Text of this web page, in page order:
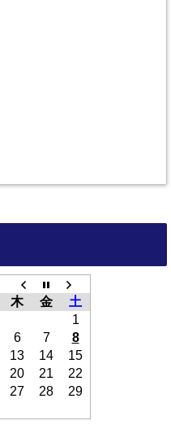
木 金
土
1
6 7
8
13 14
15
20 21
22
27 28
29